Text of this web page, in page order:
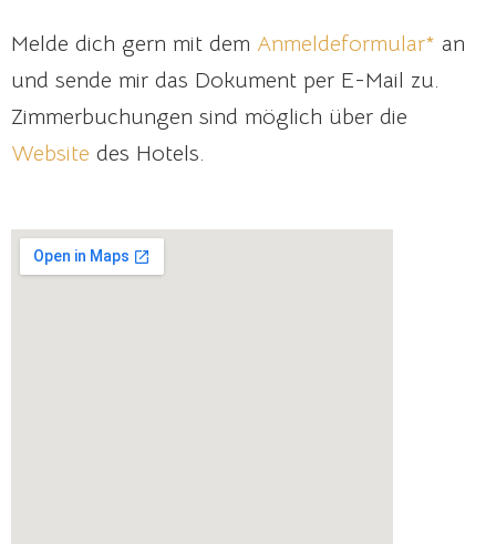
Melde dich gern mit dem Anmeldeformular* an
und sende mir das Dokument per E-Mail zu.
Zimmerbuchungen sind möglich über die
Website des Hotels.